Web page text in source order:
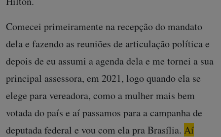
Comecei primeiramente na recepção do mandato
dela e fazendo as reuniões de articulação política e
depois de eu assumi a agenda dela e me tornei a sua
principal assessora, em 2021, logo quando ela se
elege para vereadora, como a mulher mais bem
votada do país e aí passamos para a campanha de
deputada federal e vou com ela pra Brasília. Aí